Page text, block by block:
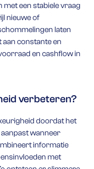
met een stabiele vraag
nieuwe of
laten
aan constante en
en cashflow in
verbeteren?
doordat het
wanneer
informatie
met